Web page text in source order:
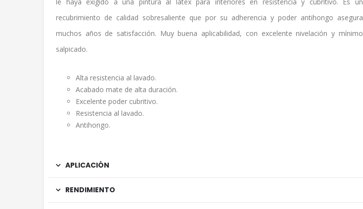
recubrimiento de calidad sobresaliente que por su adherencia y poder antihongo asegura
muchos años de satisfacción. Muy buena aplicabilidad, con excelente nivelación y mínimo
salpicado.
Alta resistencia al lavado.
Acabado mate de alta duración.
Excelente poder cubritivo.
Resistencia al lavado.
Antihongo.
APLICACIÓN
RENDIMIENTO